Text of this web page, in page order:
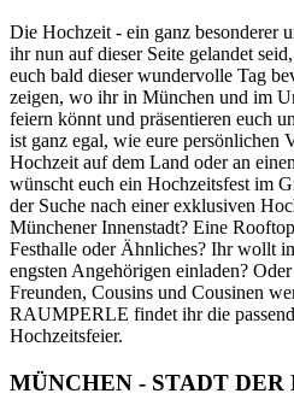
Die Hochzeit - ein ganz besonderer
ihr nun auf dieser Seite gelandet
euch bald dieser wundervolle Tag
zeigen, wo ihr in München und im
feiern könnt und präsentieren euch
ist ganz egal, wie eure persönlichen
Hochzeit auf dem Land oder an
wünscht euch ein Hochzeitsfest im
der Suche nach einer exklusiven
Münchener Innenstadt? Eine
Festhalle oder Ähnliches? Ihr wollt
engsten Angehörigen einladen?
Freunden, Cousins und Cousinen
RAUMPERLE findet ihr die
Hochzeitsfeier.
MÜNCHEN - STADT